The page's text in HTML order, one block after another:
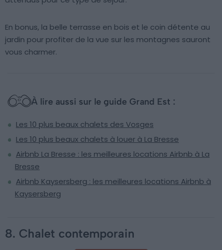
En bonus, la belle terrasse en bois et le coin détente au
jardin pour profiter de la vue sur les montagnes sauront
vous charmer.
À lire aussi sur le guide Grand Est :
Les 10 plus beaux chalets des Vosges
Les 10 plus beaux chalets à louer à La Bresse
Airbnb La Bresse : les meilleures locations Airbnb à La
Bresse
Airbnb Kaysersberg : les meilleures locations Airbnb à
Kaysersberg
8. Chalet contemporain